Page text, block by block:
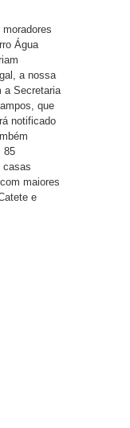
Água
a nossa
a Secretaria
que
notificado
85
casas
maiores
e